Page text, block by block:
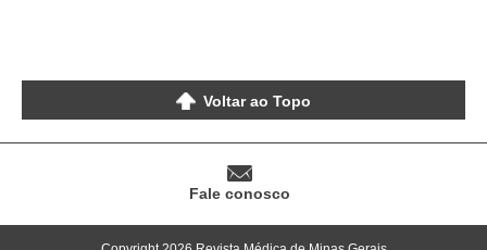
Voltar ao Topo
Fale conosco